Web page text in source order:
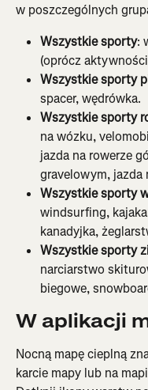
w poszczególnych
Wszystkie sporty:
(oprócz
Wszystkie sporty
spacer, wędrówka.
Wszystkie sporty
na wózku,
jazda na rowerze
gravelowym, jazda
Wszystkie sporty
windsurfing,
kanadyjka,
Wszystkie sporty
narciarstwo
biegowe,
W aplikacji
Nocną mapę cieplną
karcie mapy lub na